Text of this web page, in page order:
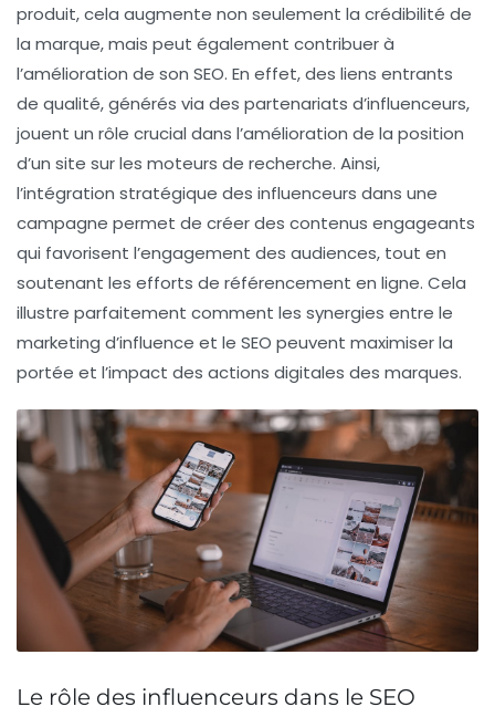
produit, cela augmente non seulement la crédibilité de
la marque, mais peut également contribuer à
l’amélioration de son SEO. En effet, des liens entrants
de qualité, générés via des partenariats d’influenceurs,
jouent un rôle crucial dans l’amélioration de la position
d’un site sur les moteurs de recherche. Ainsi,
l’intégration stratégique des influenceurs dans une
campagne permet de créer des contenus engageants
qui favorisent l’engagement des audiences, tout en
soutenant les efforts de référencement en ligne. Cela
illustre parfaitement comment les synergies entre le
marketing d’influence et le SEO peuvent maximiser la
portée et l’impact des actions digitales des marques.
Le rôle des influenceurs dans le SEO